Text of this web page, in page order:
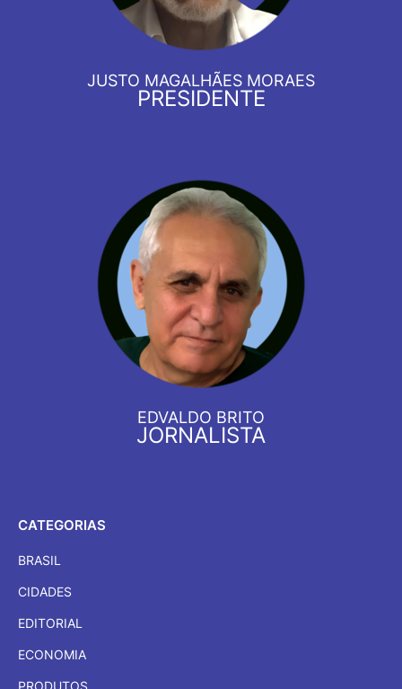
JUSTO MAGALHÃES MORAES
PRESIDENTE
EDVALDO BRITO
JORNALISTA
CATEGORIAS
BRASIL
CIDADES
EDITORIAL
ECONOMIA
PRODUTOS